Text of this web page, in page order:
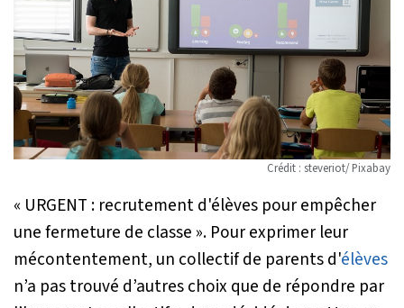
Crédit : steveriot/ Pixabay
« URGENT : recrutement d'élèves pour empêcher
une fermeture de classe ». Pour exprimer leur
mécontentement, un collectif de parents d'élèves
n’a pas trouvé d’autres choix que de répondre par